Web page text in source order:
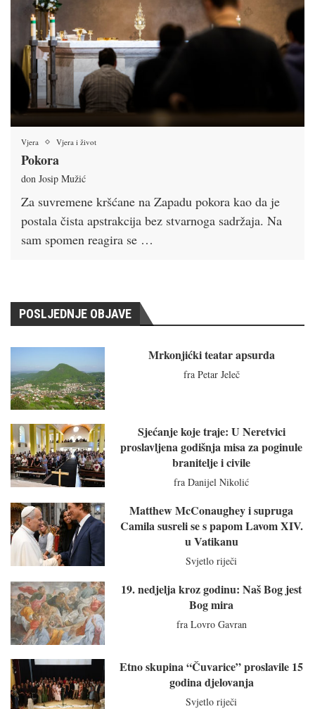
Vjera Vjera i život
Pokora
don Josip Mužić
Za suvremene kršćane na Zapadu pokora kao da je
postala čista apstrakcija bez stvarnoga sadržaja. Na
sam spomen reagira se …
POSLJEDNJE OBJAVE
Mrkonjićki teatar apsurda
fra Petar Jeleč
Sjećanje koje traje: U Neretvici
proslavljena godišnja misa za poginule
branitelje i civile
fra Danijel Nikolić
Matthew McConaughey i supruga
Camila susreli se s papom Lavom XIV.
u Vatikanu
Svjetlo riječi
19. nedjelja kroz godinu: Naš Bog jest
Bog mira
fra Lovro Gavran
Etno skupina “Čuvarice” proslavile 15
godina djelovanja
Svjetlo riječi